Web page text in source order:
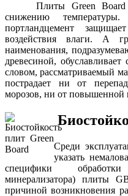
Плиты Green Board
снижению
портландцемент
воздействия влаги. А
наименования,
древесиной,
словом, рассматриваемый
пострадает ни от
морозов, ни от повышенной
Среди
указать
специфики
минерализатора) плиты
причиной возникновения